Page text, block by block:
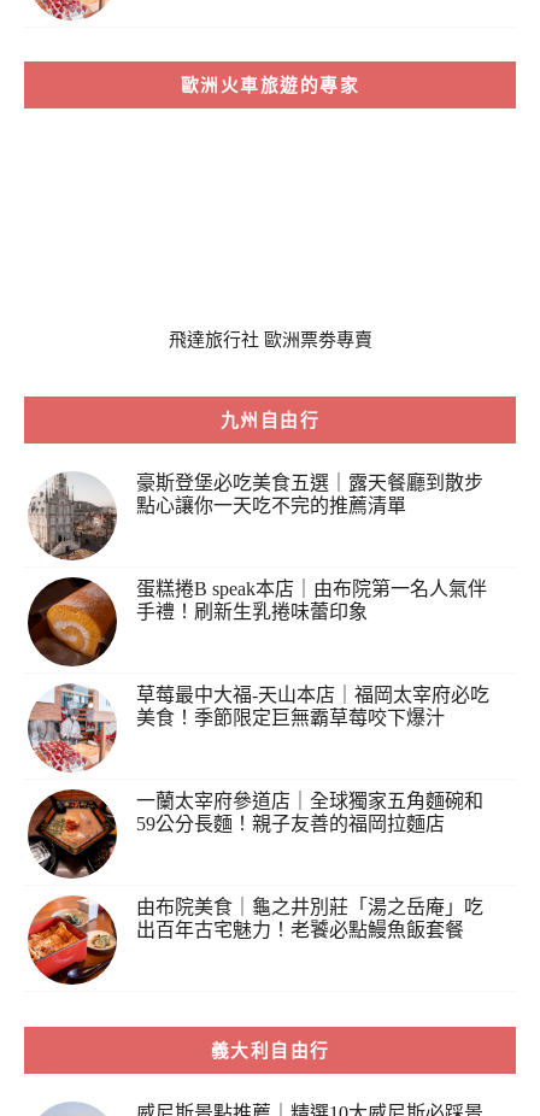
歐洲火車旅遊的專家
飛達旅行社 歐洲票劵專賣
九州自由行
豪斯登堡必吃美食五選｜露天餐廳到散步
點心讓你一天吃不完的推薦清單
蛋糕捲B speak本店｜由布院第一名人氣伴
手禮！刷新生乳捲味蕾印象
草莓最中大福-天山本店｜福岡太宰府必吃
美食！季節限定巨無霸草莓咬下爆汁
一蘭太宰府參道店｜全球獨家五角麵碗和
59公分長麵！親子友善的福岡拉麵店
由布院美食｜龜之井別莊「湯之岳庵」吃
出百年古宅魅力！老饕必點鰻魚飯套餐
義大利自由行